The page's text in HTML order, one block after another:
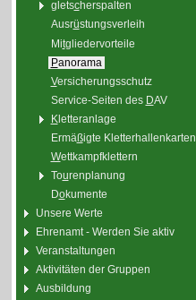
gletscherspalten
Ausrüstungsverleih
Mitgliedervorteile
Panorama
Versicherungsschutz
Service-Seiten des DAV
Kletteranlage
Ermäßigte Kletterhallenkarten
Wettkampfklettern
Tourenplanung
Dokumente
Unsere Werte
Ehrenamt - Werden Sie aktiv
Veranstaltungen
Aktivitäten der Gruppen
Ausbildung